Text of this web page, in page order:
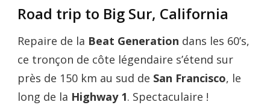
Road trip to Big Sur, California
Repaire de la Beat Generation dans les 60’s,
ce tronçon de côte légendaire s’étend sur
près de 150 km au sud de San Francisco, le
long de la Highway 1. Spectaculaire !